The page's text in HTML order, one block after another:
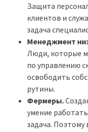
Защита
клиентов и
задача
Менеджмент
Люди, которые
по управлению
освободить
рутины.
Фермеры.
умение
задача.